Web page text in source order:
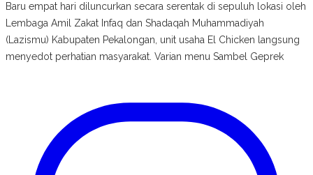
Baru empat hari diluncurkan secara serentak di sepuluh lokasi oleh
Lembaga Amil Zakat Infaq dan Shadaqah Muhammadiyah
(Lazismu) Kabupaten Pekalongan, unit usaha El Chicken langsung
menyedot perhatian masyarakat. Varian menu Sambel Geprek